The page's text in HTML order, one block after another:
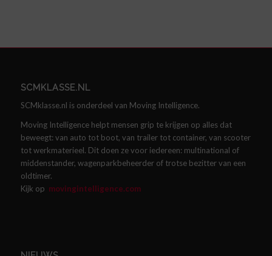
SCMKLASSE.NL
SCMklasse.nl is onderdeel van Moving Intelligence.
Moving Intelligence helpt mensen grip te krijgen op alles dat
beweegt: van auto tot boot, van trailer tot container, van scooter
tot werkmaterieel. Dit doen ze voor iedereen: multinational of
middenstander, wagenparkbeheerder of trotse bezitter van een
oldtimer.
Kijk op movingintelligence.com